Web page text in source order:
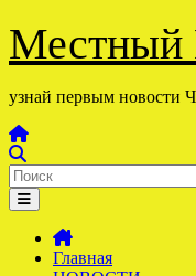
Перейти
содержимому
Местный
узнай первым новости
Главная